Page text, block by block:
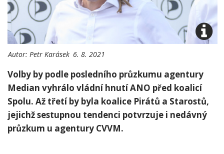
Autor: Petr Karásek 6. 8. 2021
Volby by podle posledního průzkumu agentury
Median vyhrálo vládní hnutí ANO před koalicí
Spolu. Až třetí by byla koalice Pirátů a Starostů,
jejichž sestupnou tendenci potvrzuje i nedávný
průzkum u agentury CVVM.